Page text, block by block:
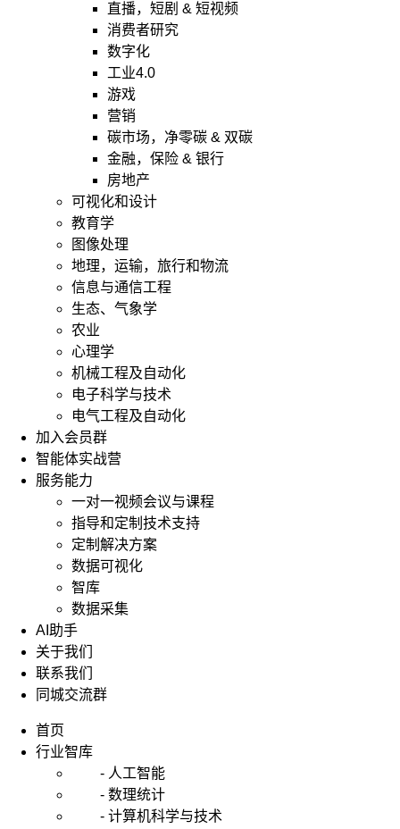
直播，短剧 & 短视频
消费者研究
数字化
工业4.0
游戏
营销
碳市场，净零碳 & 双碳
金融，保险 & 银行
房地产
可视化和设计
教育学
图像处理
地理，运输，旅行和物流
信息与通信工程
生态、气象学
农业
心理学
机械工程及自动化
电子科学与技术
电气工程及自动化
加入会员群
智能体实战营
服务能力
一对一视频会议与课程
指导和定制技术支持
定制解决方案
数据可视化
智库
数据采集
AI助手
关于我们
联系我们
同城交流群
首页
行业智库
- 人工智能
- 数理统计
- 计算机科学与技术